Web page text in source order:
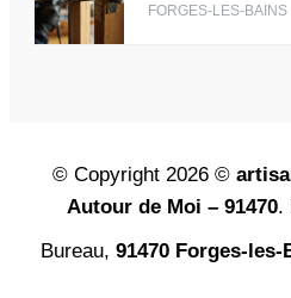
FORGES-LES-BAINS
© Copyright 2026 ©
Autour de Moi – 91470.
Bureau, 91470 Forges-les-